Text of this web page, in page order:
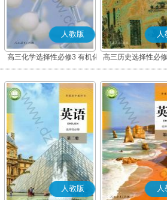
人教版
高三化学选择性必修3 有机化
学基础
人
高三历史选择性必
流与传播(部
人教版 人